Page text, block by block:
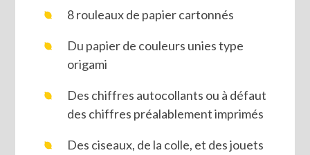
8 rouleaux de papier cartonnés
Du papier de couleurs unies type
origami
Des chiffres autocollants ou à défaut
des chiffres préalablement imprimés
Des ciseaux, de la colle, et des jouets